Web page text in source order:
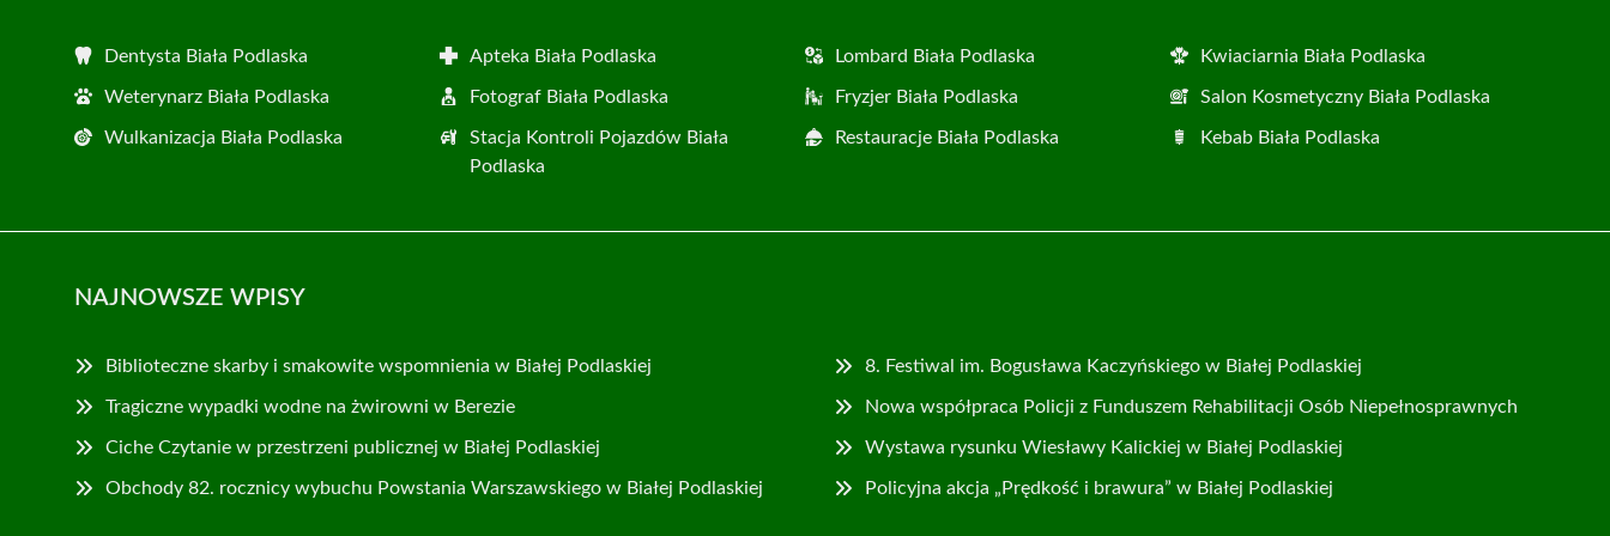
Dentysta Biała Podlaska Apteka Biała Podlaska Lombard Biała Podlaska Kwiaciarnia Biała Podlaska
Weterynarz Biała Podlaska Fotograf Biała Podlaska Fryzjer Biała Podlaska Salon Kosmetyczny Biała Podlaska
Wulkanizacja Biała Podlaska
Stacja Kontroli Pojazdów Biała
Podlaska
Restauracje Biała Podlaska Kebab Biała Podlaska
NAJNOWSZE WPISY
Biblioteczne skarby i smakowite wspomnienia w Białej Podlaskiej 8. Festiwal im. Bogusława Kaczyńskiego w Białej Podlaskiej
Tragiczne wypadki wodne na żwirowni w Berezie Nowa współpraca Policji z Funduszem Rehabilitacji Osób Niepełnosprawnych
Ciche Czytanie w przestrzeni publicznej w Białej Podlaskiej Wystawa rysunku Wiesławy Kalickiej w Białej Podlaskiej
Obchody 82. rocznicy wybuchu Powstania Warszawskiego w Białej Podlaskiej Policyjna akcja „Prędkość i brawura” w Białej Podlaskiej